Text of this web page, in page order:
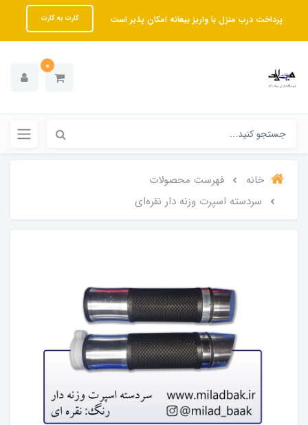
پرداخت درب منزل با واریز بیعانه امکان پذیر است کارت به کارت
0
خانه
فهرست محصولات
سردسته اسپرت وزنه دار نقره‌ای